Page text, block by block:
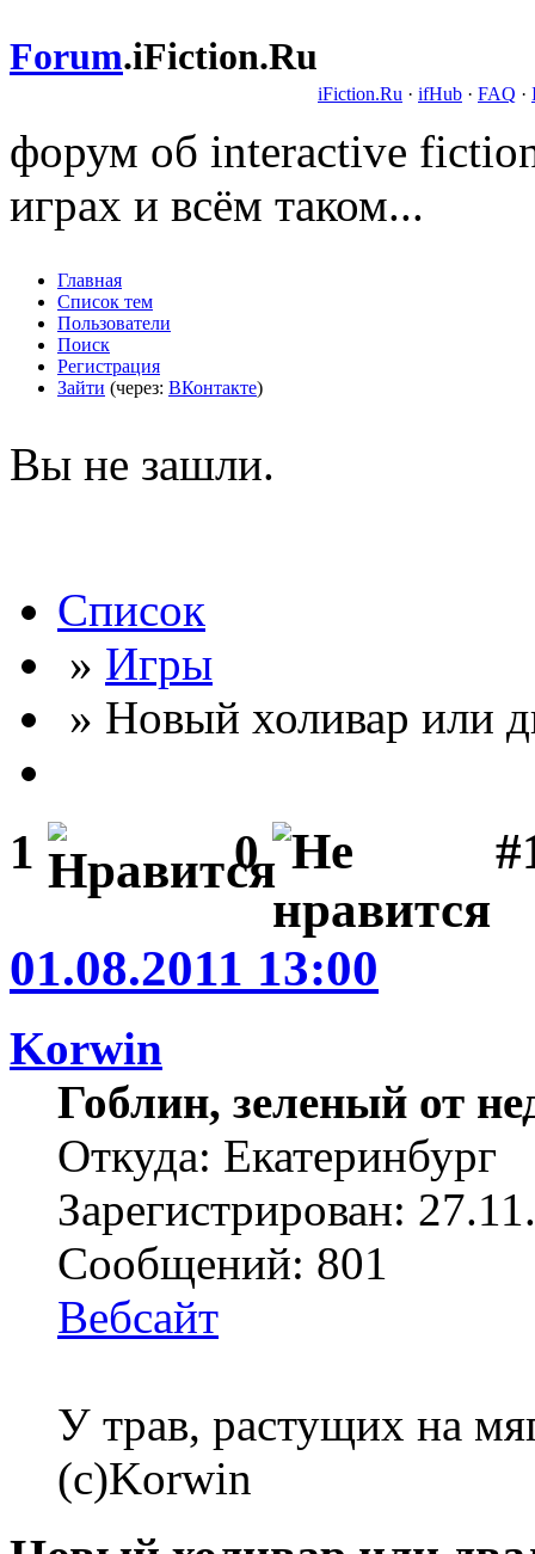
Forum.iFiction.Ru
iFiction.Ru · ifHub · FAQ ·
форум об interactive
играх и всём таком...
Главная
Список тем
Пользователи
Поиск
Регистрация
Зайти (через: ВКонтакте)
Вы не зашли.
Список
» Игры
» Новый холивар или
1 0
01.08.2011 13:00
Korwin
Гоблин, зеленый от
Откуда: Екатеринбург
Зарегистрирован:
Сообщений: 801
Вебсайт
У трав, растущих на
(с)Korwin